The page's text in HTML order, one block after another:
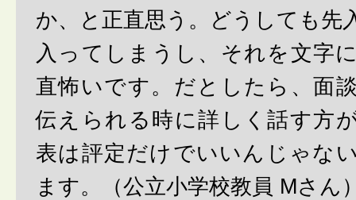
か、と正直思う。どうしても先
入ってしまうし、それを文字
直怖いです。だとしたら、面
伝えられる時に詳しく話す方
表は評定だけでいいんじゃな
ます。（公立小学校教員 Mさん